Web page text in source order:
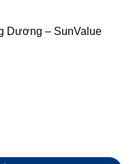
Dương – SunValue